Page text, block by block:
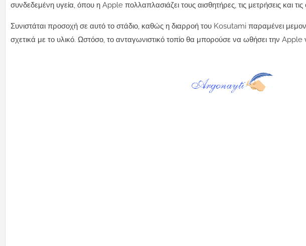
συνδεδεμένη υγεία, όπου η Apple πολλαπλασιάζει τους αισθητήρες, τις μετρήσεις και
Συνιστάται προσοχή σε αυτό το στάδιο, καθώς η διαρροή του Kosutami παραμένει
σχετικά με το υλικό. Ωστόσο, το ανταγωνιστικό τοπίο θα μπορούσε να ωθήσει την Apple